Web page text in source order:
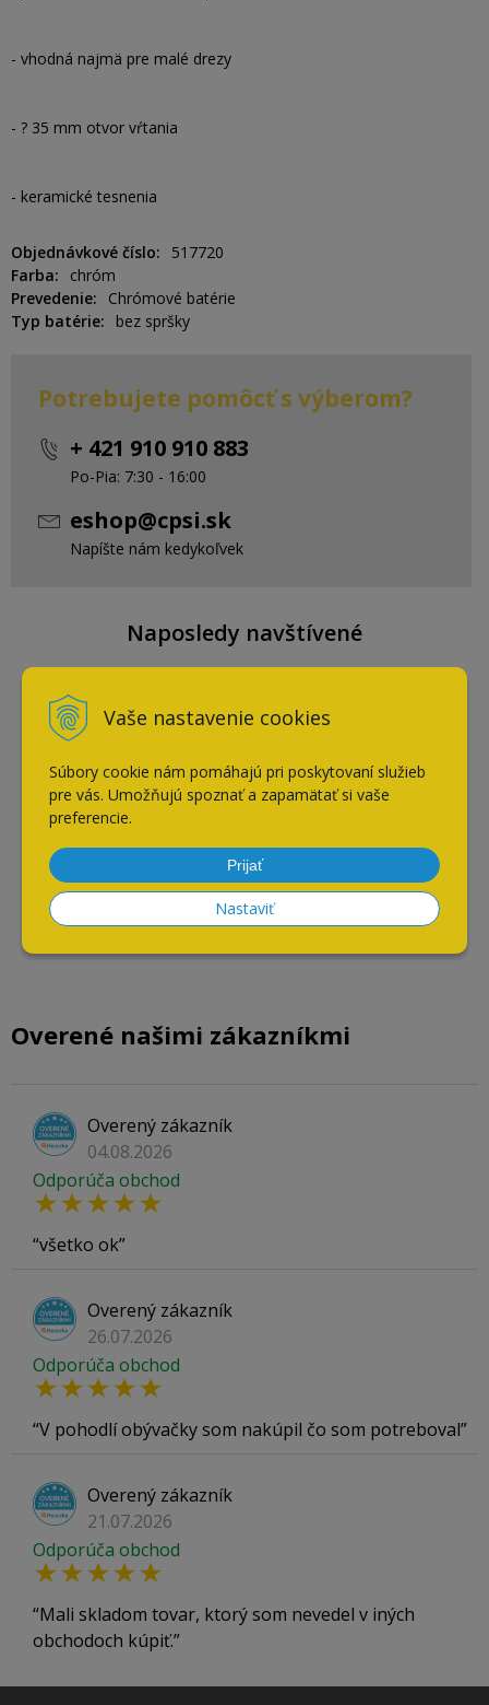
Vaše nastavenie cookies
Súbory cookie nám pomáhajú pri poskytovaní služieb
pre vás. Umožňujú spoznať a zapamätať si vaše
preferencie.
Prijať
Nastaviť
- vhodná najmä pre malé drezy
- ? 35 mm otvor vŕtania
- keramické tesnenia
Objednávkové číslo
517720
Farba
chróm
Prevedenie
Chrómové batérie
Typ batérie
bez spršky
Potrebujete pomôcť s výberom?
+ 421 910 910 883
Po-Pia: 7:30 - 16:00
eshop@cpsi.sk
Napíšte nám kedykoľvek
Naposledy navštívené
Batéria Blanco DARAS
AKCIA -10%
Overené našimi zákazníkmi
Overený zákazník
04.08.2026
Odporúča obchod
všetko ok
Overený zákazník
26.07.2026
Odporúča obchod
V pohodlí obývačky som nakúpil čo som potreboval
Overený zákazník
21.07.2026
Odporúča obchod
Mali skladom tovar, ktorý som nevedel v iných
obchodoch kúpiť.